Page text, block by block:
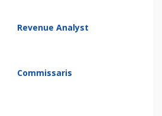
Revenue Analyst
Commissaris